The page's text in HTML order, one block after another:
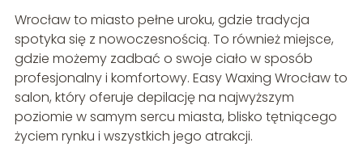
Wrocław to miasto pełne uroku, gdzie tradycja
spotyka się z nowoczesnością. To również miejsce,
gdzie możemy zadbać o swoje ciało w sposób
profesjonalny i komfortowy. Easy Waxing Wrocław to
salon, który oferuje depilację na najwyższym
poziomie w samym sercu miasta, blisko tętniącego
życiem rynku i wszystkich jego atrakcji.